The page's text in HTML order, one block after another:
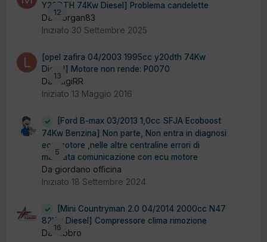
12
Y20DTH 74Kw Diesel] Problema candelette
Da Morgan83
Iniziato 30 Settembre 2025
13
[opel zafira 04/2003 1995cc y20dth 74Kw
Diesel] Motore non rende: P0070
Da LuigiRR
Iniziato 13 Maggio 2016
5
[Ford B-max 03/2013 1,0cc SFJA Ecoboost
74Kw Benzina] Non parte, Non entra in diagnosi
ecu motore ,nelle altre centraline errori di
mancata comunicazione con ecu motore
Da giordano officina
Iniziato 18 Settembre 2024
16
[Mini Countryman 2.0 04/2014 2000cc N47
82Kw Diesel] Compressore clima rimozione
Da fabbro